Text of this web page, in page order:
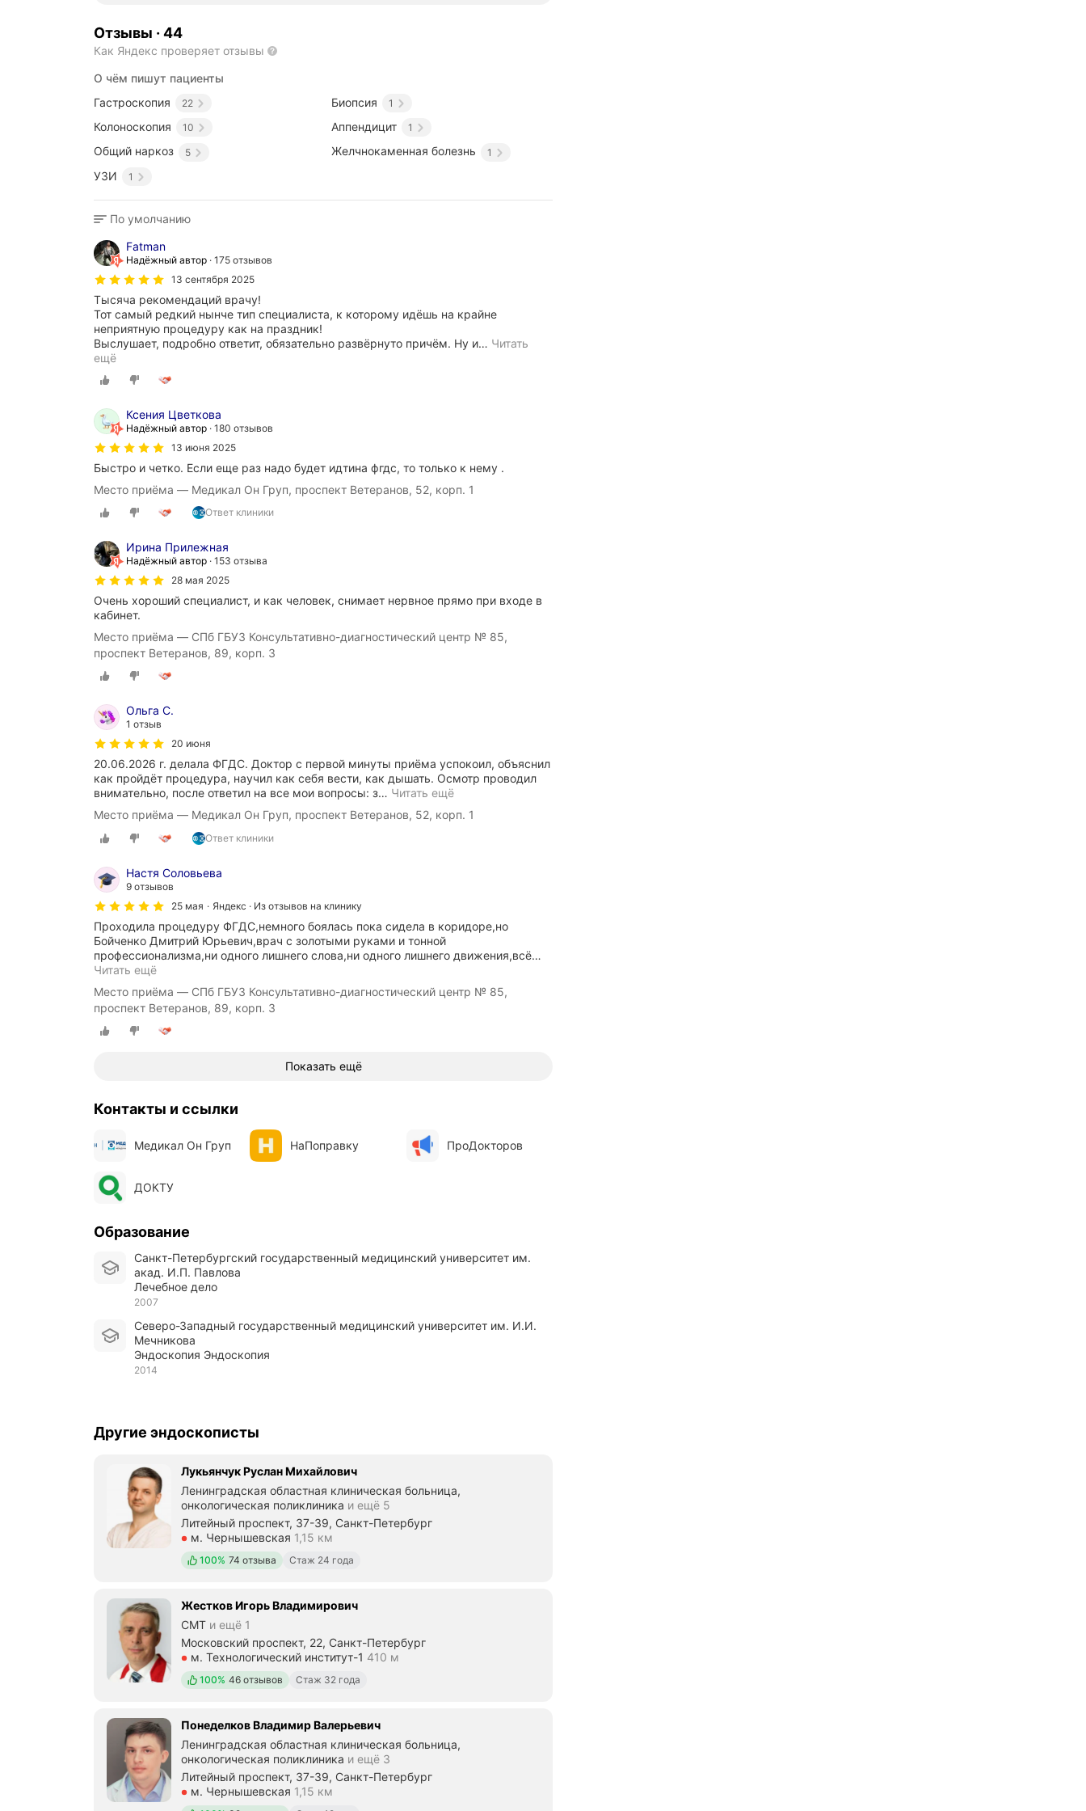
Отзывы · 44
Как Яндекс проверяет отзывы
О чём пишут пациенты
Гастроскопия
22
Колоноскопия 10
Общий наркоз 5
УЗИ 1
Биопсия 1
Аппендицит 1
Желчнокаменная болезнь 1
По умолчанию
Fatman
Надёжный автор 175 отзывов
13 сентября 2025
Тысяча рекомендаций врачу!
Тот самый редкий нынче тип специалиста, к которому идёшь на крайне
неприятную процедуру как на праздник!
Выслушает, подробно ответит, обязательно развёрнуто причём. Ну и… Читать
ещё
Ксения Цветкова
Надёжный автор 180 отзывов
13 июня 2025
Быстро и четко. Если еще раз надо будет идтина фгдс, то только к нему .
Место приёма — Медикал Он Груп, проспект Ветеранов, 52, корп. 1
Ответ клиники
Ирина Прилежная
Надёжный автор 153 отзыва
28 мая 2025
Очень хороший специалист, и как человек, снимает нервное прямо при входе в
кабинет.
Место приёма — СПб ГБУЗ Консультативно-диагностический центр № 85,
проспект Ветеранов, 89, корп. 3
Ольга С.
1 отзыв
20 июня
20.06.2026 г. делала ФГДС. Доктор с первой минуты приёма успокоил, объяснил
как пройдёт процедура, научил как себя вести, как дышать. Осмотр проводил
внимательно, после ответил на все мои вопросы: з… Читать ещё
Место приёма — Медикал Он Груп, проспект Ветеранов, 52, корп. 1
Ответ клиники
Настя Соловьева
9 отзывов
25 мая
Яндекс · Из отзывов на клинику
Проходила процедуру ФГДС,немного боялась пока сидела в коридоре,но
Бойченко Дмитрий Юрьевич,врач с золотыми руками и тонной
профессионализма,ни одного лишнего слова,ни одного лишнего движения,всё…
Читать ещё
Место приёма — СПб ГБУЗ Консультативно-диагностический центр № 85,
проспект Ветеранов, 89, корп. 3
Показать ещё
Контакты и ссылки
Медикал Он Груп НаПоправку ПроДокторов
ДОКТУ
Образование
Санкт-Петербургский государственный медицинский университет им.
акад. И.П. Павлова
Лечебное дело
2007
Северо-Западный государственный медицинский университет им. И.И.
Мечникова
Эндоскопия Эндоскопия
2014
Другие эндоскописты
Лукьянчук Руслан Михайлович
Ленинградская областная клиническая больница,
онкологическая поликлиника и ещё 5
Литейный проспект, 37-39, Санкт-Петербург
Метро м. Чернышевская Расстояние 1,15 км
м. Чернышевская 1,15 км
Положительных отзывов
100% 74 отзыва Стаж 24 года
Жестков Игорь Владимирович
СМТ и ещё 1
Московский проспект, 22, Санкт-Петербург
Метро м. Технологический институт-1 Расстояние 410 м
м. Технологический институт-1 410 м
Положительных отзывов
100% 46 отзывов Стаж 32 года
Понеделков Владимир Валерьевич
Ленинградская областная клиническая больница,
онкологическая поликлиника и ещё 3
Литейный проспект, 37-39, Санкт-Петербург
Метро м. Чернышевская Расстояние 1,15 км
м. Чернышевская 1,15 км